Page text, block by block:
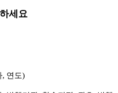
세요
, 연도)